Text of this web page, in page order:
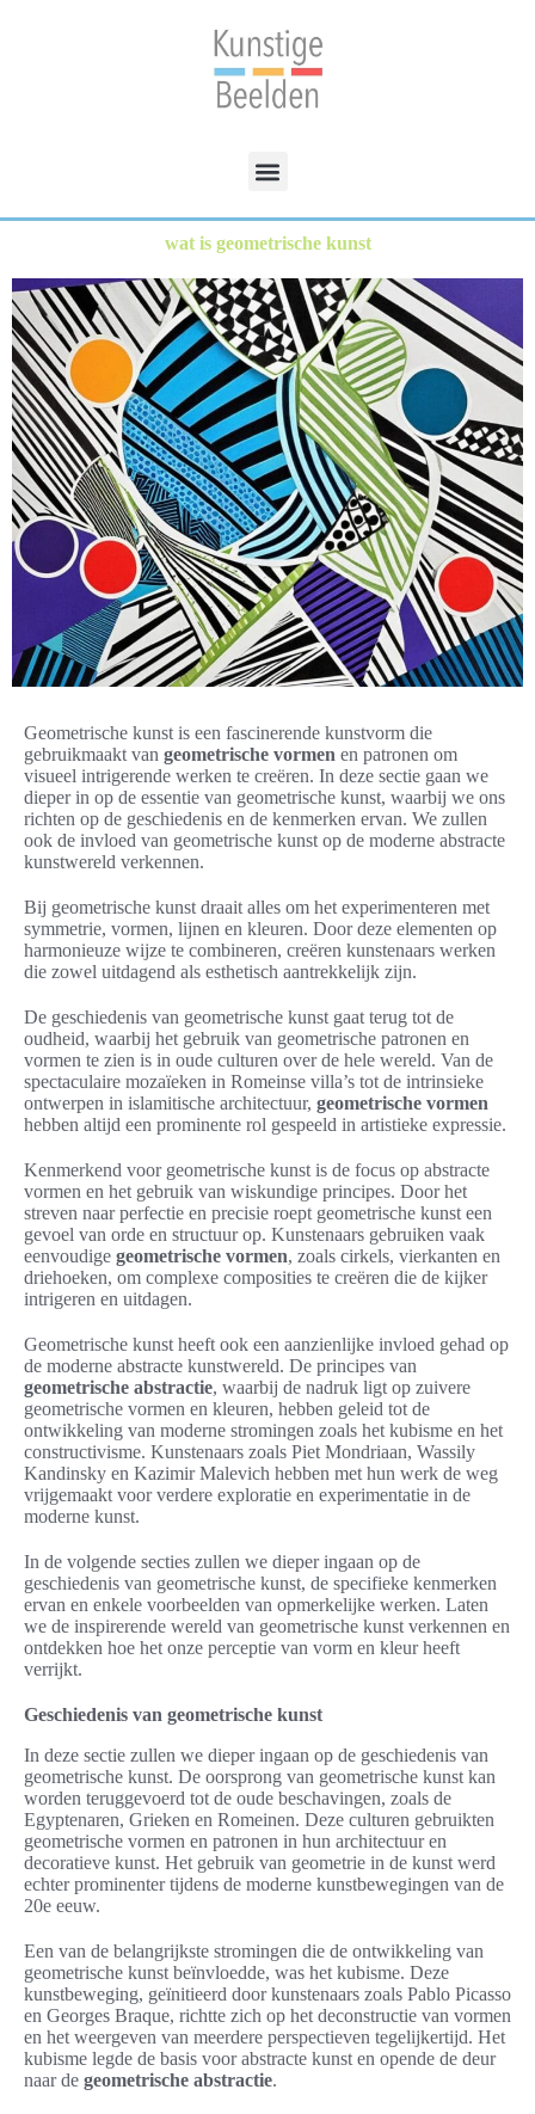
wat is geometrische kunst
Geometrische kunst is een fascinerende kunstvorm die
gebruikmaakt van geometrische vormen en patronen om
visueel intrigerende werken te creëren. In deze sectie gaan we
dieper in op de essentie van geometrische kunst, waarbij we ons
richten op de geschiedenis en de kenmerken ervan. We zullen
ook de invloed van geometrische kunst op de moderne abstracte
kunstwereld verkennen.
Bij geometrische kunst draait alles om het experimenteren met
symmetrie, vormen, lijnen en kleuren. Door deze elementen op
harmonieuze wijze te combineren, creëren kunstenaars werken
die zowel uitdagend als esthetisch aantrekkelijk zijn.
De geschiedenis van geometrische kunst gaat terug tot de
oudheid, waarbij het gebruik van geometrische patronen en
vormen te zien is in oude culturen over de hele wereld. Van de
spectaculaire mozaïeken in Romeinse villa’s tot de intrinsieke
ontwerpen in islamitische architectuur, geometrische vormen
hebben altijd een prominente rol gespeeld in artistieke expressie.
Kenmerkend voor geometrische kunst is de focus op abstracte
vormen en het gebruik van wiskundige principes. Door het
streven naar perfectie en precisie roept geometrische kunst een
gevoel van orde en structuur op. Kunstenaars gebruiken vaak
eenvoudige geometrische vormen, zoals cirkels, vierkanten en
driehoeken, om complexe composities te creëren die de kijker
intrigeren en uitdagen.
Geometrische kunst heeft ook een aanzienlijke invloed gehad op
de moderne abstracte kunstwereld. De principes van
geometrische abstractie, waarbij de nadruk ligt op zuivere
geometrische vormen en kleuren, hebben geleid tot de
ontwikkeling van moderne stromingen zoals het kubisme en het
constructivisme. Kunstenaars zoals Piet Mondriaan, Wassily
Kandinsky en Kazimir Malevich hebben met hun werk de weg
vrijgemaakt voor verdere exploratie en experimentatie in de
moderne kunst.
In de volgende secties zullen we dieper ingaan op de
geschiedenis van geometrische kunst, de specifieke kenmerken
ervan en enkele voorbeelden van opmerkelijke werken. Laten
we de inspirerende wereld van geometrische kunst verkennen en
ontdekken hoe het onze perceptie van vorm en kleur heeft
verrijkt.
Geschiedenis van geometrische kunst
In deze sectie zullen we dieper ingaan op de geschiedenis van
geometrische kunst. De oorsprong van geometrische kunst kan
worden teruggevoerd tot de oude beschavingen, zoals de
Egyptenaren, Grieken en Romeinen. Deze culturen gebruikten
geometrische vormen en patronen in hun architectuur en
decoratieve kunst. Het gebruik van geometrie in de kunst werd
echter prominenter tijdens de moderne kunstbewegingen van de
20e eeuw.
Een van de belangrijkste stromingen die de ontwikkeling van
geometrische kunst beïnvloedde, was het kubisme. Deze
kunstbeweging, geïnitieerd door kunstenaars zoals Pablo Picasso
en Georges Braque, richtte zich op het deconstructie van vormen
en het weergeven van meerdere perspectieven tegelijkertijd. Het
kubisme legde de basis voor abstracte kunst en opende de deur
naar de geometrische abstractie.